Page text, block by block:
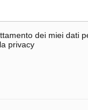
dei miei dati
privacy